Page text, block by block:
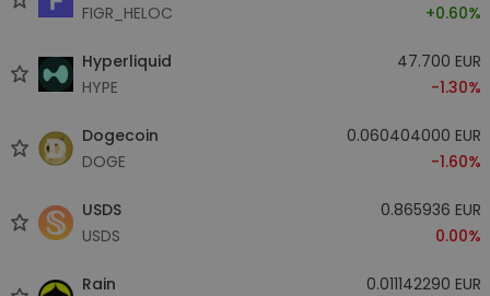
FIGR_HELOC
+0.60%
Hyperliquid
HYPE
47.700 EUR
-1.30%
Dogecoin
DOGE
0.060404000 EUR
-1.60%
USDS
USDS
0.865936 EUR
0.00%
Rain 0.011142290 EUR